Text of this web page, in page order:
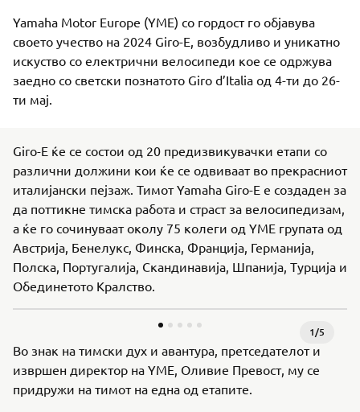
Yamaha Motor Europe (YME) со гордост го објавува
своето учество на 2024 Giro-E, возбудливо и уникатно
искуство со електрични велосипеди кое се одржува
заедно со светски познатото Giro d’Italia од 4-ти до 26-
ти мај.
Giro-E ќе се состои од 20 предизвикувачки етапи со
различни должини кои ќе се одвиваат во прекрасниот
италијански пејзаж. Тимот Yamaha Giro-E е создаден за
да поттикне тимска работа и страст за велосипедизам,
а ќе го сочинуваат околу 75 колеги од YME групата од
Австрија, Бенелукс, Финска, Франција, Германија,
Полска, Португалија, Скандинавија, Шпанија, Турција и
Обединетото Кралство.
1/5
Во знак на тимски дух и авантура, претседателот и
извршен директор на YME, Оливие Превост, му се
придружи на тимот на една од етапите.